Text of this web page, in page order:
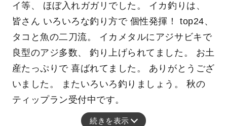
イ等、 ほぼ入れガガリでした。 イカ釣りは、
皆さん いろいろな釣り方で 個性発揮！ top24、
タコと魚の二刀流。 イカメタルにアジサビキで
良型のアジ多数、 釣り上げられてました。 お土
産たっぷりで 喜ばれてました。 ありがとうござ
いました。 またいろいろ釣りましょう。 秋の
ティップラン受付中です。
続きを表示